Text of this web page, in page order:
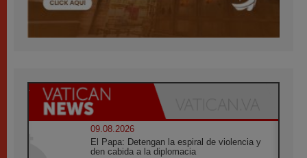
09.08.2026
El Papa: Detengan la espiral de violencia y
den cabida a la diplomacia